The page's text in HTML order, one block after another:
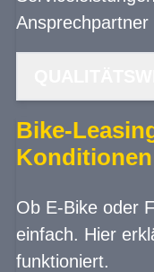
Bike-
Konditionen
Ob E-Bike oder
einfach. Hier
funktioniert.